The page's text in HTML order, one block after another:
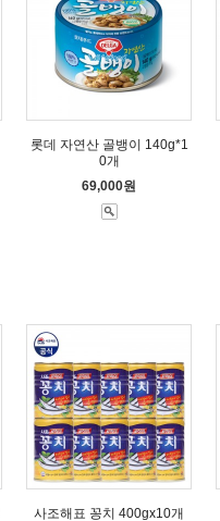
롯데 자연산 골뱅이 140g*1
0개
69,000원
사조해표 꽁치 400gx10개